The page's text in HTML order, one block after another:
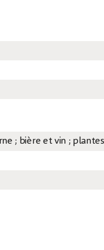
; bière et vin ;